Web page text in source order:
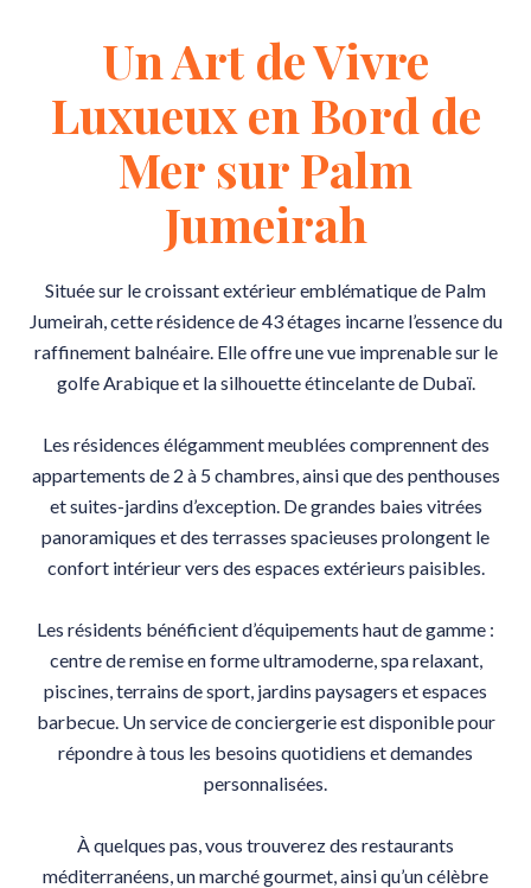
Un Art de Vivre
Luxueux en Bord de
Mer sur Palm
Jumeirah
Située sur le croissant extérieur emblématique de Palm
Jumeirah, cette résidence de 43 étages incarne l’essence du
raffinement balnéaire. Elle offre une vue imprenable sur le
golfe Arabique et la silhouette étincelante de Dubaï.
Les résidences élégamment meublées comprennent des
appartements de 2 à 5 chambres, ainsi que des penthouses
et suites-jardins d’exception. De grandes baies vitrées
panoramiques et des terrasses spacieuses prolongent le
confort intérieur vers des espaces extérieurs paisibles.
Les résidents bénéficient d’équipements haut de gamme :
centre de remise en forme ultramoderne, spa relaxant,
piscines, terrains de sport, jardins paysagers et espaces
barbecue. Un service de conciergerie est disponible pour
répondre à tous les besoins quotidiens et demandes
personnalisées.
À quelques pas, vous trouverez des restaurants
méditerranéens, un marché gourmet, ainsi qu’un célèbre